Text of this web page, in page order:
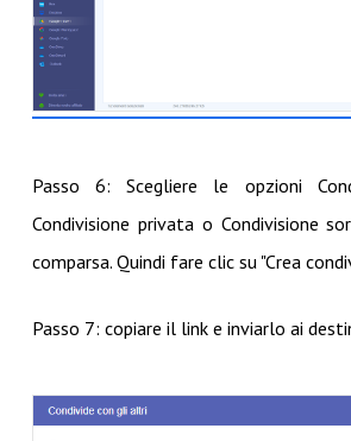
Passo 6: Scegliere le opzioni
Condivisione privata o Condivisione
comparsa. Quindi fare clic su "Crea
Passo 7: copiare il link e inviarlo ai